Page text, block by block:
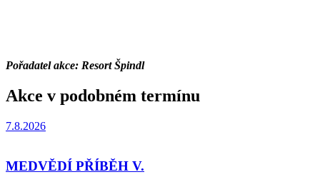
Pořadatel akce: Resort Špindl
Akce v podobném termínu
7.8.2026
MEDVĚDÍ PŘÍBĚH V.